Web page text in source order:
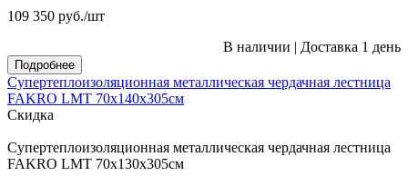
109 350 руб./шт
В наличии | Доставка 1 день
Подробнее
Супертеплоизоляционная металлическая чердачная лестница
FAKRO LMT 70х140х305см
Скидка
Супертеплоизоляционная металлическая чердачная лестница
FAKRO LMT 70х130х305см